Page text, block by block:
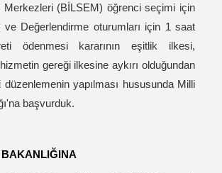
Merkezleri (BİLSEM) öğrenci seçimi için
ve Değerlendirme oturumları için 1 saat
ödenmesi kararının eşitlik ilkesi,
gereği ilkesine aykırı olduğundan
düzenlemenin yapılması hususunda Milli
başvurduk.